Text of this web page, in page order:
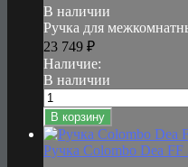
В наличии
Ручка для
23 749 ₽
Наличие:
В наличии
В корзину
Ручка Colombo Dea